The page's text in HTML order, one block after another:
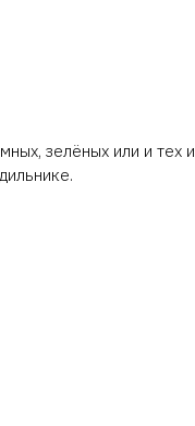
зелёных или и тех и